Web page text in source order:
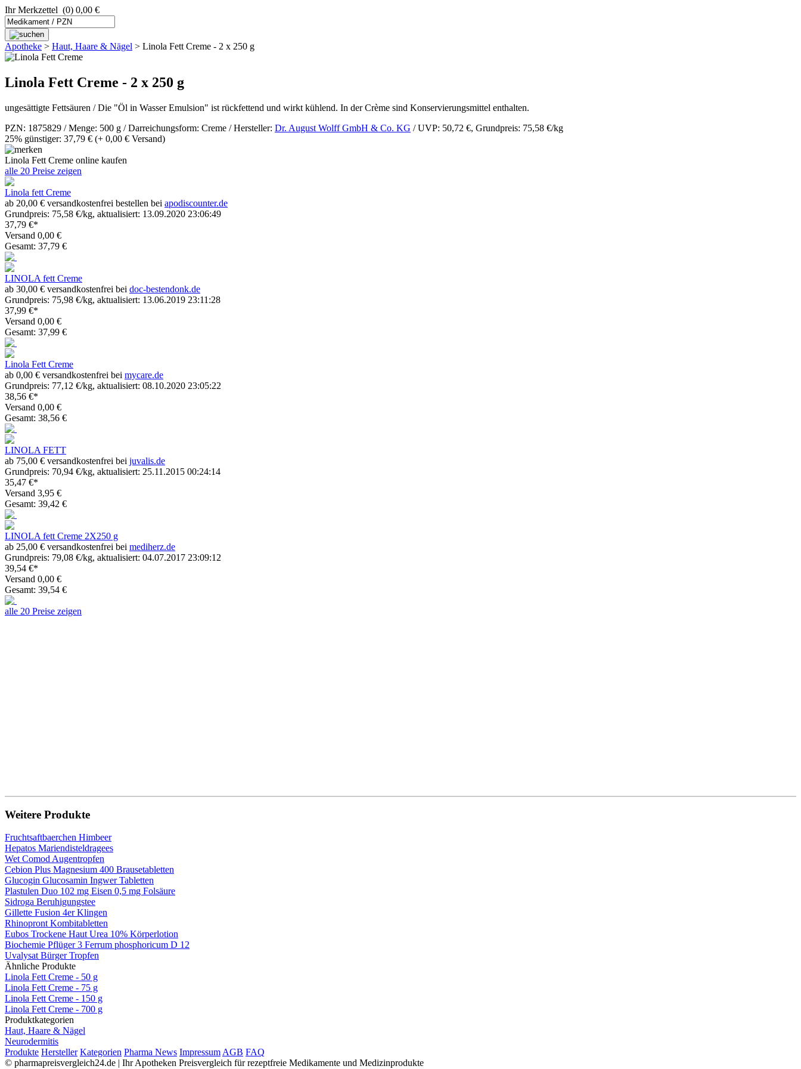
Ihr Merkzettel (0) 0,00 €
Apotheke > Haut, Haare & Nägel > Linola Fett Creme - 2 x 250 g
Linola Fett Creme - 2 x 250 g
ungesättigte Fettsäuren / Die "Öl in Wasser Emulsion" ist rückfettend und wirkt kühlend. In der Crème sind Konservierungsmittel enthalten.
PZN: 1875829 / Menge: 500 g / Darreichungsform: Creme / Hersteller: Dr. August Wolff GmbH & Co. KG / UVP: 50,72 €, Grundpreis: 75,58 €/kg
25% günstiger: 37,79 € (+ 0,00 € Versand)
Linola Fett Creme online kaufen
alle 20 Preise zeigen
Linola fett Creme
ab 20,00 € versandkostenfrei bestellen bei apodiscounter.de
Grundpreis: 75,58 €/kg, aktualisiert: 13.09.2020 23:06:49
37,79 €*
Versand 0,00 €
Gesamt: 37,79 €
LINOLA fett Creme
ab 30,00 € versandkostenfrei bei doc-bestendonk.de
Grundpreis: 75,98 €/kg, aktualisiert: 13.06.2019 23:11:28
37,99 €*
Versand 0,00 €
Gesamt: 37,99 €
Linola Fett Creme
ab 0,00 € versandkostenfrei bei mycare.de
Grundpreis: 77,12 €/kg, aktualisiert: 08.10.2020 23:05:22
38,56 €*
Versand 0,00 €
Gesamt: 38,56 €
LINOLA FETT
ab 75,00 € versandkostenfrei bei juvalis.de
Grundpreis: 70,94 €/kg, aktualisiert: 25.11.2015 00:24:14
35,47 €*
Versand 3,95 €
Gesamt: 39,42 €
LINOLA fett Creme 2X250 g
ab 25,00 € versandkostenfrei bei mediherz.de
Grundpreis: 79,08 €/kg, aktualisiert: 04.07.2017 23:09:12
39,54 €*
Versand 0,00 €
Gesamt: 39,54 €
alle 20 Preise zeigen
Weitere Produkte
Fruchtsaftbaerchen Himbeer
Hepatos Mariendisteldragees
Wet Comod Augentropfen
Cebion Plus Magnesium 400 Brausetabletten
Glucogin Glucosamin Ingwer Tabletten
Plastulen Duo 102 mg Eisen 0,5 mg Folsäure
Sidroga Beruhigungstee
Gillette Fusion 4er Klingen
Rhinopront Kombitabletten
Eubos Trockene Haut Urea 10% Körperlotion
Biochemie Pflüger 3 Ferrum phosphoricum D 12
Uvalysat Bürger Tropfen
Ähnliche Produkte
Linola Fett Creme - 50 g
Linola Fett Creme - 75 g
Linola Fett Creme - 150 g
Linola Fett Creme - 700 g
Produktkategorien
Haut, Haare & Nägel
Neurodermitis
Produkte Hersteller Kategorien Pharma News Impressum AGB FAQ
© pharmapreisvergleich24.de | Ihr Apotheken Preisvergleich für rezeptfreie Medikamente und Medizinprodukte